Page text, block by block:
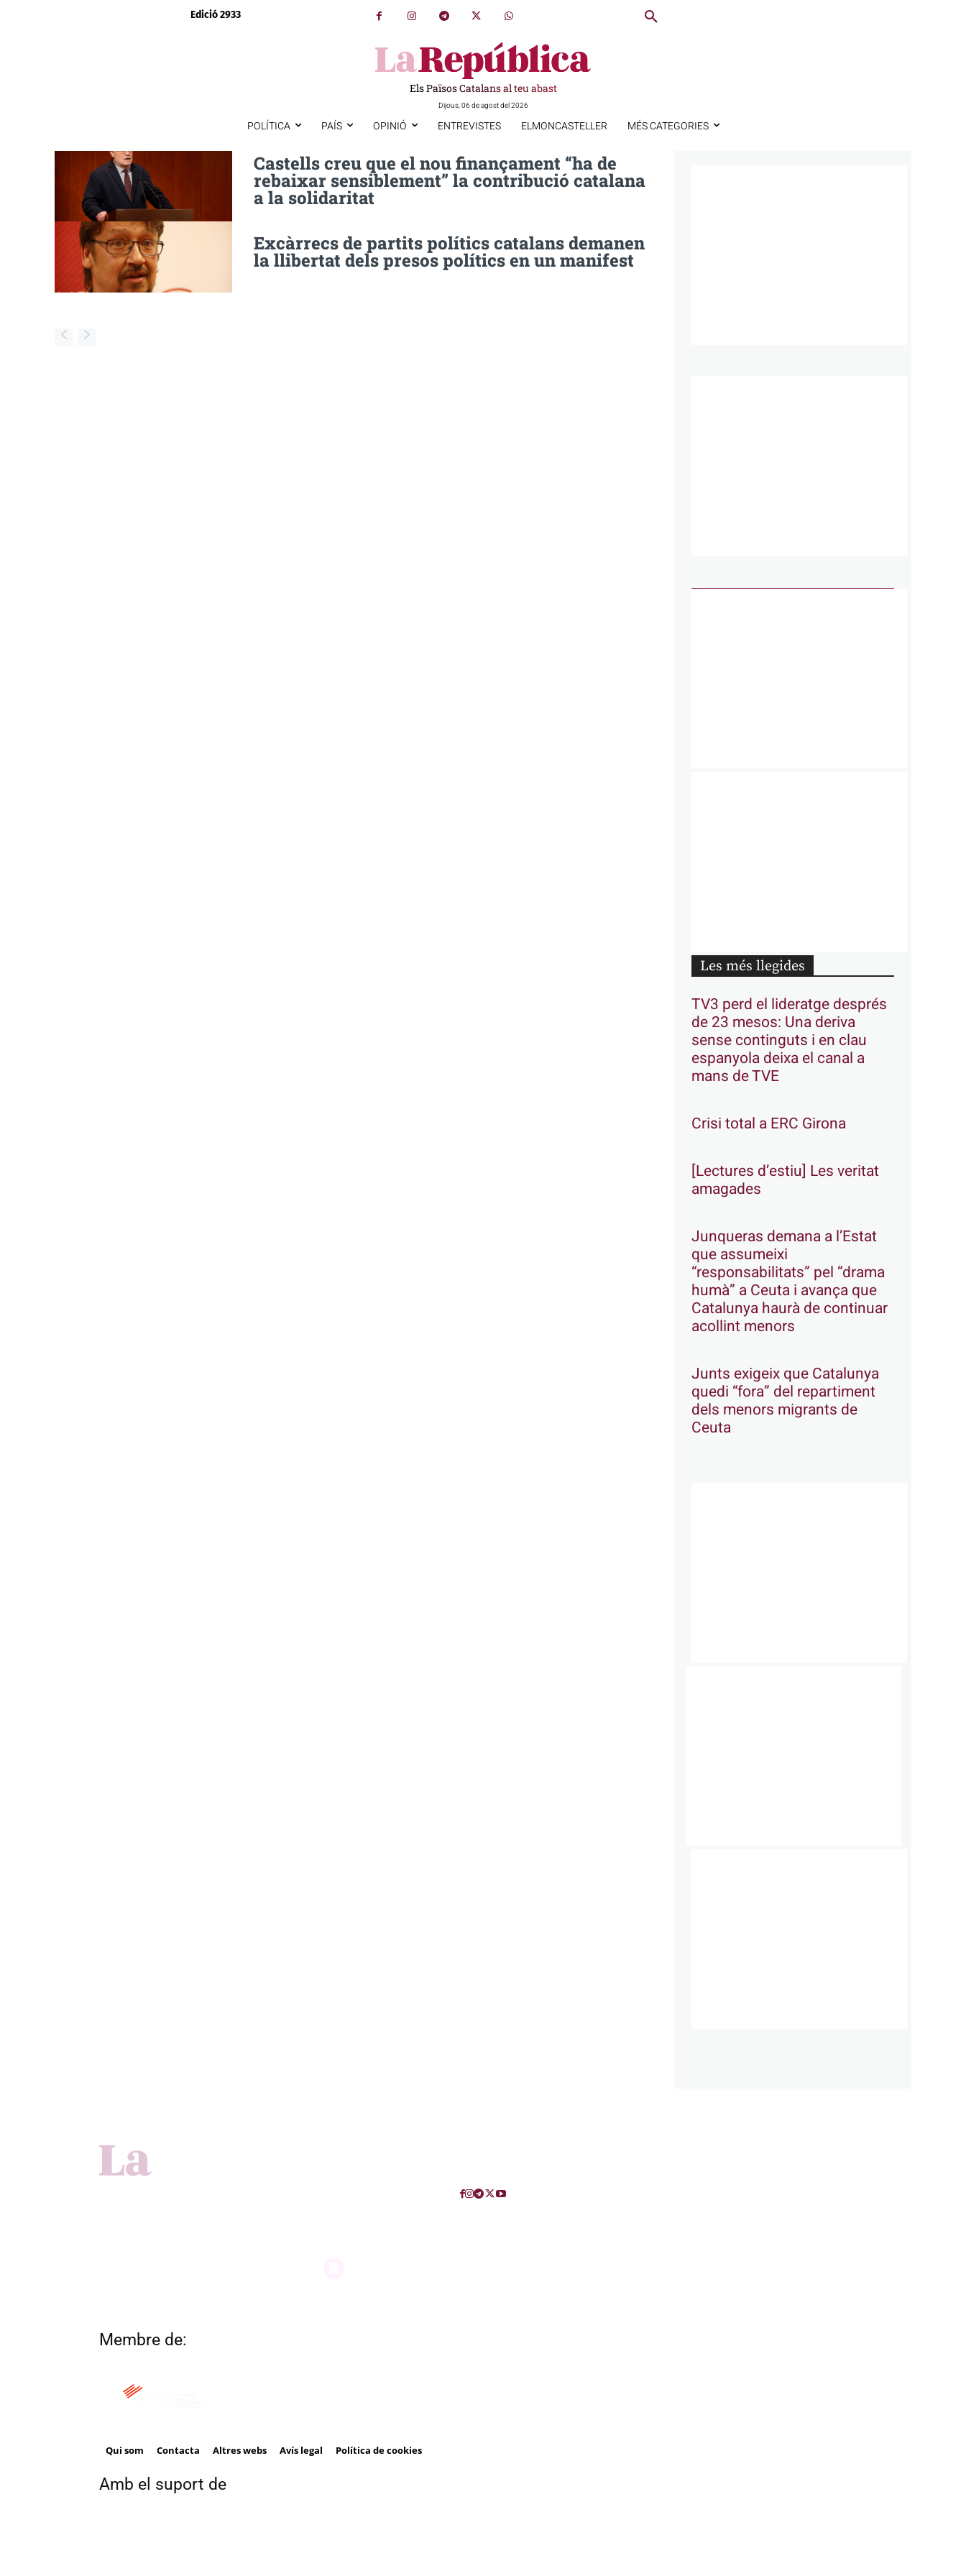
Edició 2933
Els Països Catalans al teu abast
Dijous, 06 de agost del 2026
POLÍTICA PAÍS OPINIÓ ENTREVISTES ELMONCASTELLER MÉS CATEGORIES
Castells creu que el nou finançament “ha de
rebaixar sensiblement” la contribució catalana
a la solidaritat
Excàrrecs de partits polítics catalans demanen
la llibertat dels presos polítics en un manifest
Les més llegides
TV3 perd el lideratge després
de 23 mesos: Una deriva
sense continguts i en clau
espanyola deixa el canal a
mans de TVE
Crisi total a ERC Girona
[Lectures d’estiu] Les veritat
amagades
Junqueras demana a l’Estat
que assumeixi
“responsabilitats” pel “drama
humà” a Ceuta i avança que
Catalunya haurà de continuar
acollint menors
Junts exigeix que Catalunya
quedi “fora” del repartiment
dels menors migrants de
Ceuta
Membre de:
Qui som Contacta Altres webs Avís legal Política de cookies
Amb el suport de